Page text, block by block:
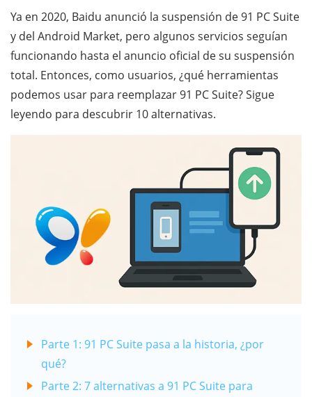
Ya en 2020, Baidu anunció la suspensión de 91 PC Suite
y del Android Market, pero algunos servicios seguían
funcionando hasta el anuncio oficial de su suspensión
total. Entonces, como usuarios, ¿qué herramientas
podemos usar para reemplazar 91 PC Suite?Sigue
leyendo para descubrir 10 alternativas.
Parte 1: 91 PC Suite pasa a la historia, ¿por
qué?
Parte 2: 7 alternativas a 91 PC Suite para